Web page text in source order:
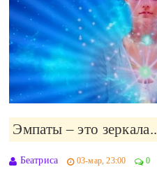
Эмпаты – это зеркала..
Беатриса 03-мар, 23:00 0